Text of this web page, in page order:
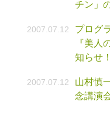
チン
2007.07.12
プログ
『美人
知らせ！
2007.07.12
山村慎
念講演